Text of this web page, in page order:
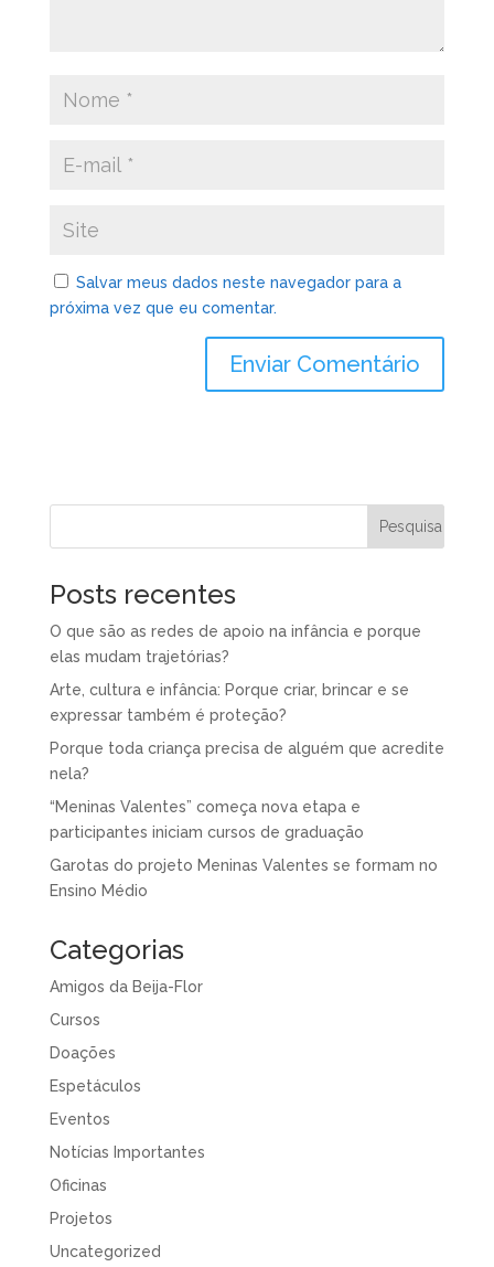
Salvar meus dados neste navegador para a
próxima vez que eu comentar.
Posts recentes
O que são as redes de apoio na infância e porque
elas mudam trajetórias?
Arte, cultura e infância: Porque criar, brincar e se
expressar também é proteção?
Porque toda criança precisa de alguém que acredite
nela?
“Meninas Valentes” começa nova etapa e
participantes iniciam cursos de graduação
Garotas do projeto Meninas Valentes se formam no
Ensino Médio
Categorias
Amigos da Beija-Flor
Cursos
Doações
Espetáculos
Eventos
Notícias Importantes
Oficinas
Projetos
Uncategorized